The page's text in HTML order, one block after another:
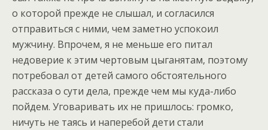
о которой прежде не слышал, и согласился
отправиться с ними, чем заметно успокоил
мужчину. Впрочем, я не меньше его питал
недоверие к этим чертовым цыганятам, поэтому
потребовал от детей самого обстоятельного
рассказа о сути дела, прежде чем мы куда-либо
пойдем. Уговаривать их не пришлось: громко,
ничуть не таясь и наперебой дети стали